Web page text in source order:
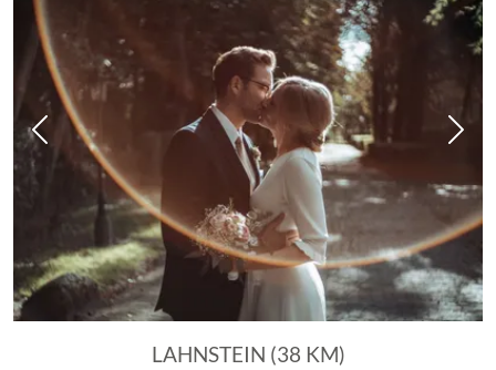
Vorheriges Bild
LAHNSTEIN (38 KM)